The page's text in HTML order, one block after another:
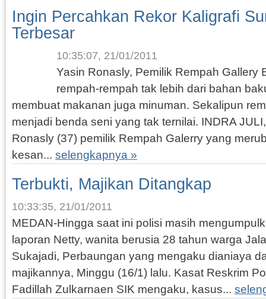
Ingin Percahkan Rekor Kaligrafi
Terbesar
10:35:07, 21/01/2011
Yasin Ronasly, Pemilik Rempah Gallery
rempah-rempah tak lebih dari bahan
membuat makanan juga minuman. Sekalipun
menjadi benda seni yang tak ternilai. INDRA
Ronasly (37) pemilik Rempah Galerry yang
kesan... selengkapnya »
Terbukti, Majikan Ditangkap
10:33:35, 21/01/2011
MEDAN-Hingga saat ini polisi masih
laporan Netty, wanita berusia 28 tahun warga
Sukajadi, Perbaungan yang mengaku dianiaya
majikannya, Minggu (16/1) lalu. Kasat Reskrim
Fadillah Zulkarnaen SIK mengaku, kasus...